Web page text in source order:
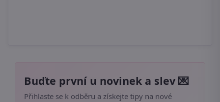
Buďte první u novinek a slev 💌
Přihlaste se k odběru a získejte tipy na nové